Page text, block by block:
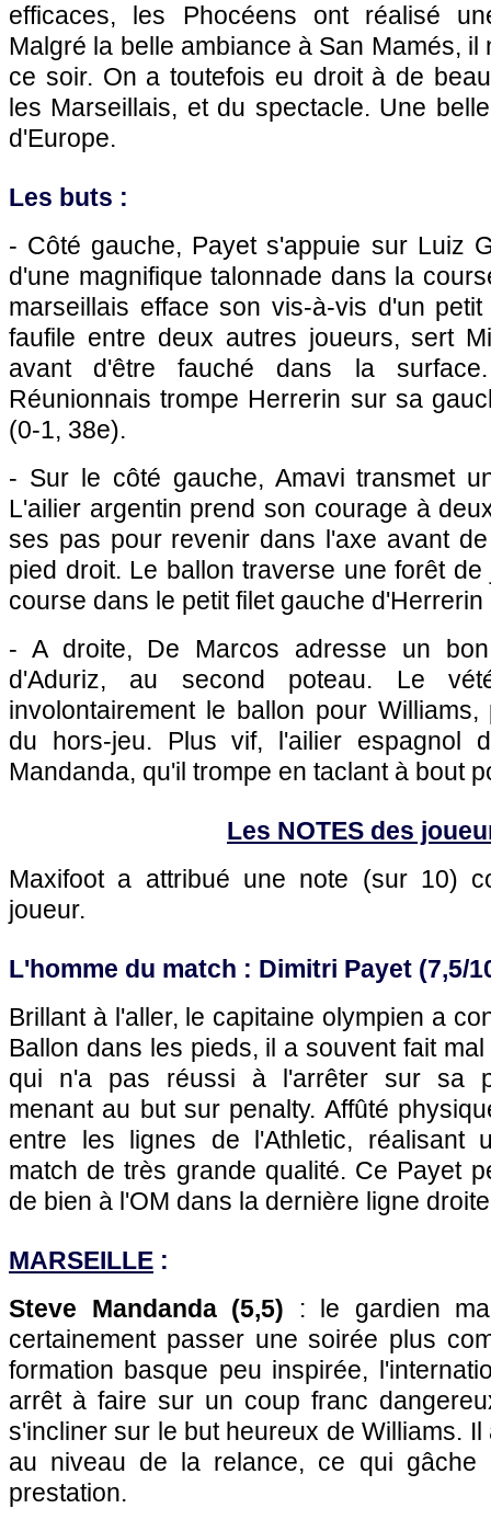
efficaces, les Phocéens ont réalisé
Malgré la belle ambiance à San Mamés, il
ce soir. On a toutefois eu droit à de
les Marseillais, et du spectacle. Une
d'Europe.
Les buts :
- Côté gauche, Payet s'appuie sur Luiz
d'une magnifique talonnade dans la
marseillais efface son vis-à-vis d'un
faufile entre deux autres joueurs, sert
avant d'être fauché dans la
Réunionnais trompe Herrerin sur sa
(0-1, 38e).
- Sur le côté gauche, Amavi transmet
L'ailier argentin prend son courage à
ses pas pour revenir dans l'axe avant
pied droit. Le ballon traverse une forêt
course dans le petit filet gauche
- A droite, De Marcos adresse un
d'Aduriz, au second poteau. Le
involontairement le ballon pour
du hors-jeu. Plus vif, l'ailier espagnol
Mandanda, qu'il trompe en taclant à bout
Les NOTES des
Maxifoot a attribué une note (sur 10)
joueur.
L'homme du match : Dimitri Payet (7,5/
Brillant à l'aller, le capitaine olympien a
Ballon dans les pieds, il a souvent fait
qui n'a pas réussi à l'arrêter sur sa
menant au but sur penalty. Affûté
entre les lignes de l'Athletic, réalisant
match de très grande qualité. Ce Payet
de bien à l'OM dans la dernière ligne
MARSEILLE :
Steve Mandanda (5,5) : le gardien
certainement passer une soirée plus
formation basque peu inspirée,
arrêt à faire sur un coup franc
s'incliner sur le but heureux de Williams.
au niveau de la relance, ce qui
prestation.